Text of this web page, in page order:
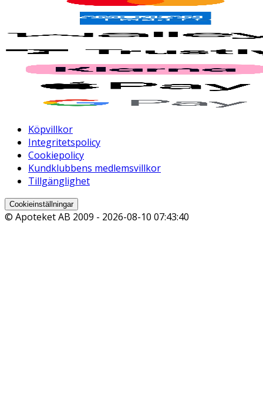
Köpvillkor
Integritetspolicy
Cookiepolicy
Kundklubbens medlemsvillkor
Tillgänglighet
Cookieinställningar
© Apoteket AB 2009 - 2026-08-10 07:43:40